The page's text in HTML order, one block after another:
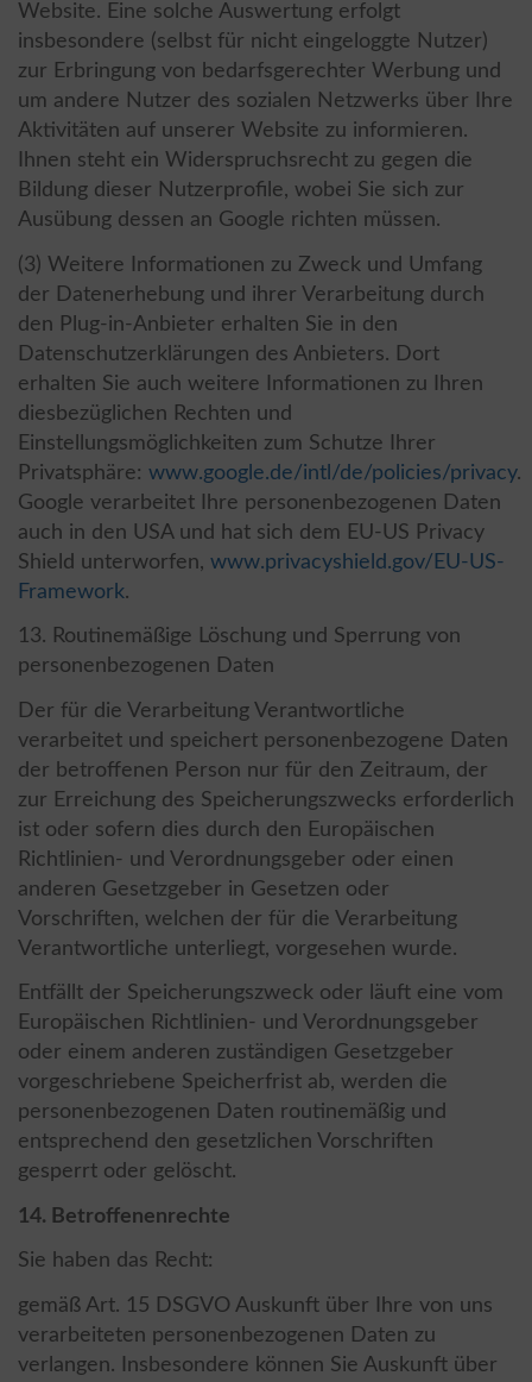
Website. Eine solche Auswertung erfolgt
insbesondere (selbst für nicht eingeloggte Nutzer)
zur Erbringung von bedarfsgerechter Werbung und
um andere Nutzer des sozialen Netzwerks über Ihre
Aktivitäten auf unserer Website zu informieren.
Ihnen steht ein Widerspruchsrecht zu gegen die
Bildung dieser Nutzerprofile, wobei Sie sich zur
Ausübung dessen an Google richten müssen.
(3) Weitere Informationen zu Zweck und Umfang
der Datenerhebung und ihrer Verarbeitung durch
den Plug-in-Anbieter erhalten Sie in den
Datenschutzerklärungen des Anbieters. Dort
erhalten Sie auch weitere Informationen zu Ihren
diesbezüglichen Rechten und
Einstellungsmöglichkeiten zum Schutze Ihrer
Privatsphäre: www.google.de/intl/de/policies/privacy.
Google verarbeitet Ihre personenbezogenen Daten
auch in den USA und hat sich dem EU-US Privacy
Shield unterworfen, www.privacyshield.gov/EU-US-
Framework.
13. Routinemäßige Löschung und Sperrung von
personenbezogenen Daten
Der für die Verarbeitung Verantwortliche
verarbeitet und speichert personenbezogene Daten
der betroffenen Person nur für den Zeitraum, der
zur Erreichung des Speicherungszwecks erforderlich
ist oder sofern dies durch den Europäischen
Richtlinien- und Verordnungsgeber oder einen
anderen Gesetzgeber in Gesetzen oder
Vorschriften, welchen der für die Verarbeitung
Verantwortliche unterliegt, vorgesehen wurde.
Entfällt der Speicherungszweck oder läuft eine vom
Europäischen Richtlinien- und Verordnungsgeber
oder einem anderen zuständigen Gesetzgeber
vorgeschriebene Speicherfrist ab, werden die
personenbezogenen Daten routinemäßig und
entsprechend den gesetzlichen Vorschriften
gesperrt oder gelöscht.
14. Betroffenenrechte
Sie haben das Recht:
gemäß Art. 15 DSGVO Auskunft über Ihre von uns
verarbeiteten personenbezogenen Daten zu
verlangen. Insbesondere können Sie Auskunft über